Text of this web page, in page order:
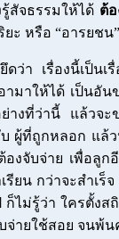
สัจธรรมให้ได้ ต้
ะ หรือ “อารยชน
ดว่า เรื่องนี้เป็นเ
ามาให้ได้ เป็นอั
างที่ว่านี้ แล้วจะ
ผู้ที่ถูกหลอก แล้
องจับจ่าย เพื่อลูก
เรียน กว่าจะสำเ
ไม่รู้ว่า ใครตั้ง
จ่ายใช้สอย จนพ้